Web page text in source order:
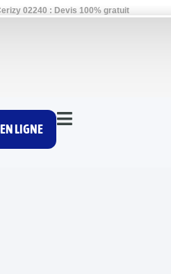
02240 : Devis 100% gratuit